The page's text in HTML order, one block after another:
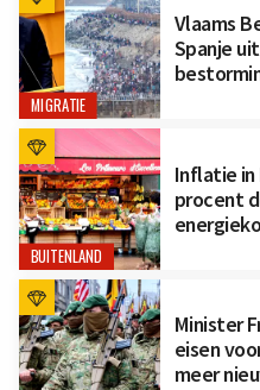
MIGRATIE
Vlaams
Spanje
BUITENLAND
Inflatie in
procent
Minister
eisen
meer